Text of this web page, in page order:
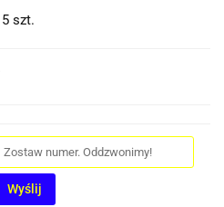
5 szt.
Wyślij